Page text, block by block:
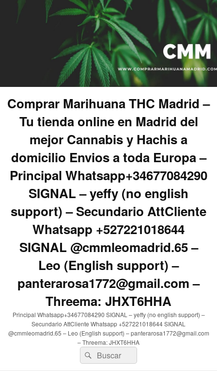
Comprar Marihuana THC Madrid –
Tu tienda online en Madrid del
mejor Cannabis y Hachis a
domicilio Envios a toda Europa –
Principal Whatsapp+34677084290
SIGNAL – yeffy (no english
support) – Secundario AttCliente
Whatsapp +527221018644
SIGNAL @cmmleomadrid.65 –
Leo (English support) –
panterarosa1772@gmail.com –
Threema: JHXT6HHA
Principal Whatsapp+34677084290 SIGNAL – yeffy (no english support) –
Secundario AttCliente Whatsapp +527221018644 SIGNAL
@cmmleomadrid.65 – Leo (English support) – panterarosa1772@gmail.com
– Threema: JHXT6HHA
Buscar
por:
Buscar